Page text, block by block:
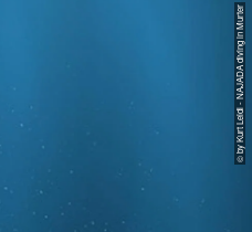
© by Kurt Leidl - NAJADA diving in Murter